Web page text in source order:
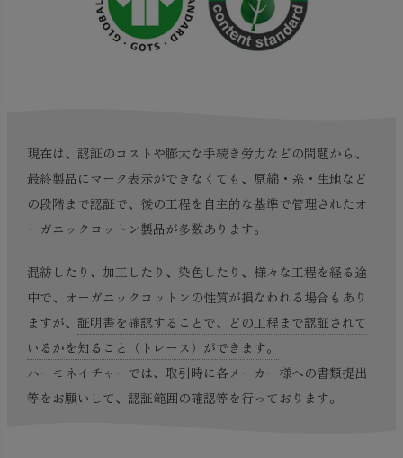
現在は、認証のコストや膨大な手続き労力などの問題から、
最終製品にマーク表示ができなくても、原綿・糸・生地など
の段階まで認証で、後の工程を自主的な基準で管理されたオ
ーガニックコットン製品が多数あります。
混紡したり、加工したり、染色したり、様々な工程を経る途
中で、オーガニックコットンの性質が損なわれる場合もあり
ますが、 証明書を確認することで、どの工程まで認証されて
いるかを知ること（トレース）ができます。
ハーモネイチャーでは、取引時に各メーカー様への書類提出
等をお願いして、認証範囲の確認等を行っております。